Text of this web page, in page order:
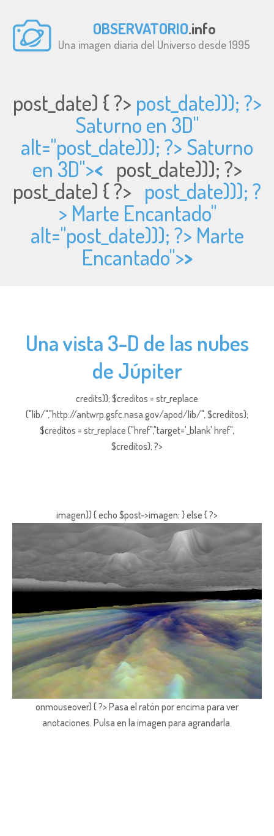
OBSERVATORIO.info
Una imagen diaria del Universo desde 1995
post_date) { ?> post_date))); ?>
Saturno en 3D"
alt="post_date))); ?> Saturno
en 3D">< post_date))); ?>
post_date) { ?> post_date))); ?
> Marte Encantado"
alt="post_date))); ?> Marte
Encantado">>
Una vista 3-D de las nubes
de Júpiter
credits)); $creditos = str_replace
("lib/","http://antwrp.gsfc.nasa.gov/apod/lib/", $creditos);
$creditos = str_replace ("href","target='_blank' href",
$creditos); ?>
imagen)) { echo $post->imagen; } else { ?>
onmouseover) { ?> Pasa el ratón por encima para ver
anotaciones. Pulsa en la imagen para agrandarla.